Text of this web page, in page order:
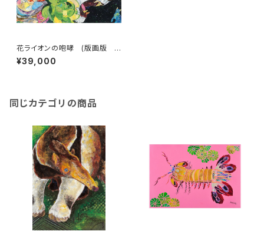
花ライオンの咆哮 (版画版
大)
¥39,000
同じカテゴリの商品